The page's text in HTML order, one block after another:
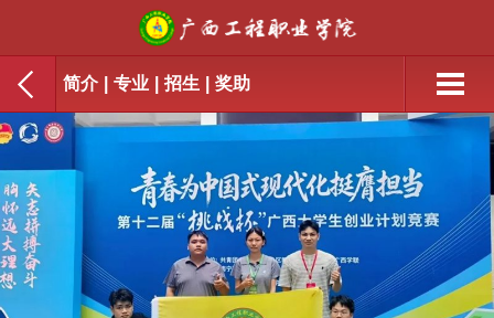
简介 专业 招生 奖助